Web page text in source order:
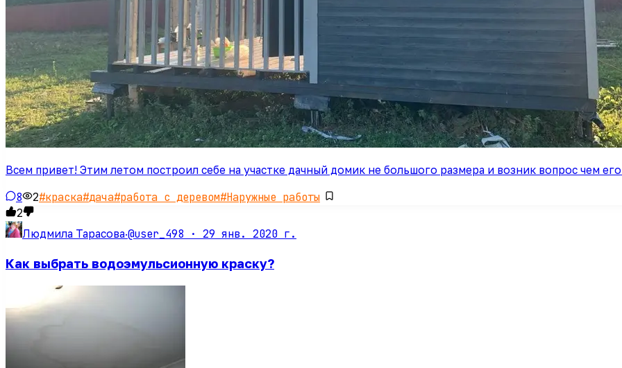
Всем привет! Этим летом построил себе на участке дачный домик не большого размера и возник вопрос чем
8 2#краска#дача#работа с деревом#Наружные работы
2
Людмила Тарасова·@user_498 · 29 янв. 2020 г.
Как выбрать водоэмульсионную краску?